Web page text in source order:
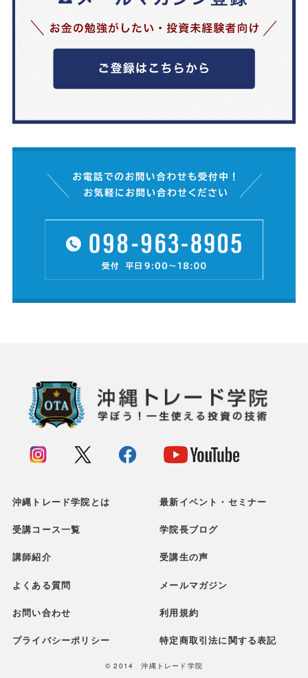
沖縄トレード学院とは 最新イベント・セミナー
受講コース一覧 学院長ブログ
講師紹介 受講生の声
よくある質問 メールマガジン
お問い合わせ 利用規約
プライバシーポリシー 特定商取引法に関する表記
© 2014 沖縄トレード学院